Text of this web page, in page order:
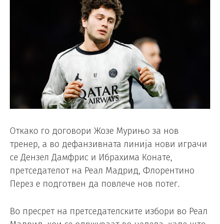
Откако го договори Жозе Мурињо за нов
тренер, а во дефанзивната линија нови играчи
се Дензел Дамфрис и Ибрахима Конате,
претседателот на Реал Мадрид, Флорентино
Перез е подготвен да повлече нов потег.
Во пресрет на претседателските избори во Реал